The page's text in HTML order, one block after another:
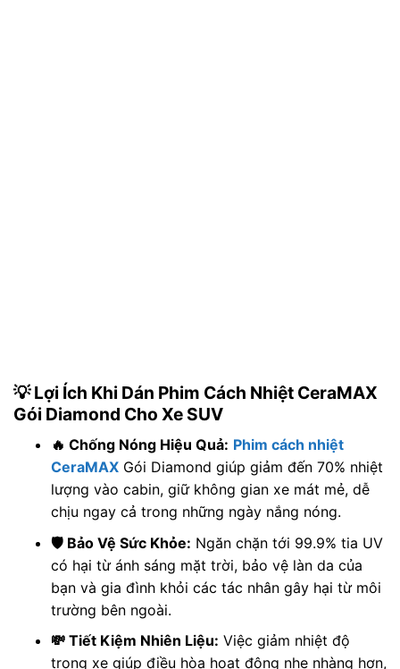
💡 Lợi Ích Khi Dán Phim Cách Nhiệt CeraMAX
Gói Diamond Cho Xe SUV
🔥 Chống Nóng Hiệu Quả: Phim cách nhiệt
CeraMAXGói Diamond giúp giảm đến 70% nhiệt
lượng vào cabin, giữ không gian xe mát mẻ, dễ
chịu ngay cả trong những ngày nắng nóng.
🛡️ Bảo Vệ Sức Khỏe: Ngăn chặn tới 99.9% tia UV
có hại từ ánh sáng mặt trời, bảo vệ làn da của
bạn và gia đình khỏi các tác nhân gây hại từ môi
trường bên ngoài.
💸 Tiết Kiệm Nhiên Liệu: Việc giảm nhiệt độ
trong xe giúp điều hòa hoạt động nhẹ nhàng hơn,